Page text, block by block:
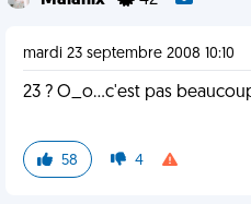
mardi 23 septembre 2008 10:10
23 ? O_o...c'est pas
58 4